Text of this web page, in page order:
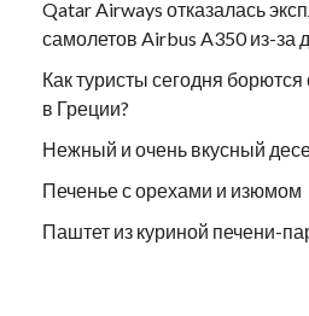
Qatar Airways отказалась
самолетов Airbus A350 из-
Как туристы сегодня
в Греции?
Нежный и очень вкусный
Печенье с орехами и изюмом
Паштет из куриной печени-